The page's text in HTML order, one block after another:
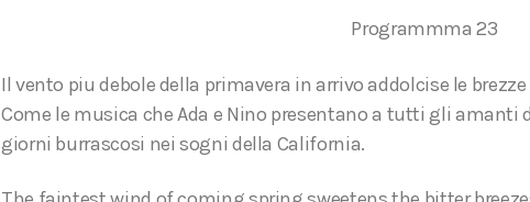
Programmma 23
Il vento piu debole della primavera in arrivo addolcise le
Come le musica che Ada e Nino presentano a tutti gli amanti
giorni burrascosi nei sogni della California.